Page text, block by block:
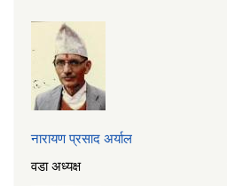
नारायण प्रसाद अर्याल
वडा अध्यक्ष